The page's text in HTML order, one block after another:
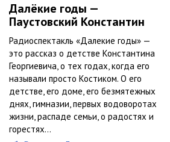
Далёкие годы —
Паустовский Константин
Радиоспектакль «Далекие годы» —
это рассказ о детстве Константина
Георгиевича, о тех годах, когда его
называли просто Костиком. О его
детстве, его доме, его безмятежных
днях, гимназии, первых водоворотах
жизни, распаде семьи, о радостях и
горестях…